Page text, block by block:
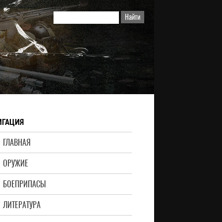
ГЛАВНАЯ
ОРУЖИЕ
БОЕПРИПАСЫ
ЛИТЕРАТУРА